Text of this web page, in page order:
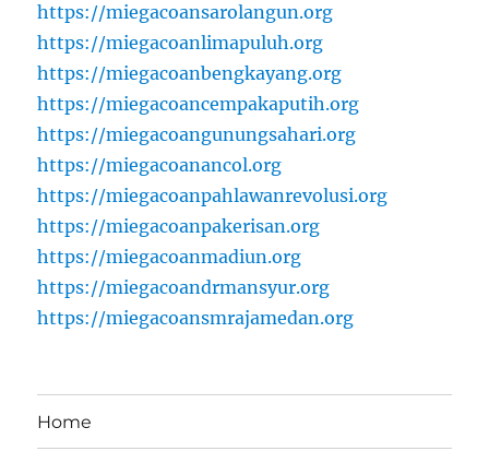
https://miegacoansarolangun.org
https://miegacoanlimapuluh.org
https://miegacoanbengkayang.org
https://miegacoancempakaputih.org
https://miegacoangunungsahari.org
https://miegacoanancol.org
https://miegacoanpahlawanrevolusi.org
https://miegacoanpakerisan.org
https://miegacoanmadiun.org
https://miegacoandrmansyur.org
https://miegacoansmrajamedan.org
Home